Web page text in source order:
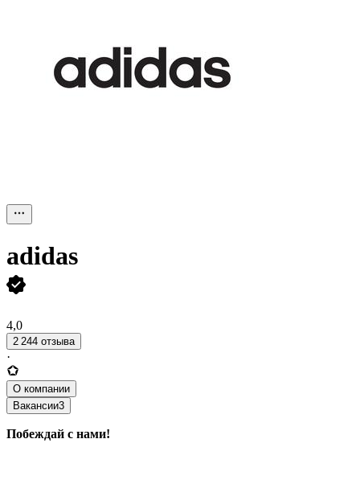
adidas
4,0
2 244 отзыва
·
О компании
Вакансии3
Побеждай с нами!